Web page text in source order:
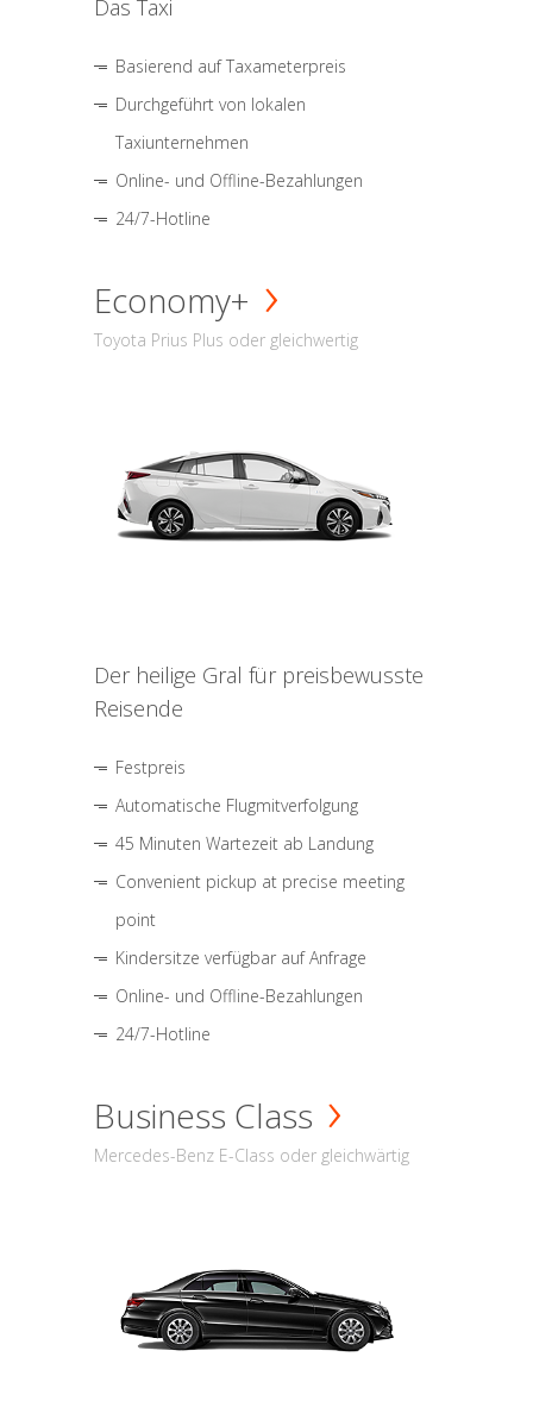
Das Taxi
Basierend auf Taxameterpreis
Durchgeführt von lokalen
Taxiunternehmen
Online- und Offline-Bezahlungen
24/7-Hotline
Economy+
Toyota Prius Plus oder gleichwertig
Der heilige Gral für preisbewusste
Reisende
Festpreis
Automatische Flugmitverfolgung
45 Minuten Wartezeit ab Landung
Convenient pickup at precise meeting
point
Kindersitze verfügbar auf Anfrage
Online- und Offline-Bezahlungen
24/7-Hotline
Business Class
Mercedes-Benz E-Class oder gleichwärtig